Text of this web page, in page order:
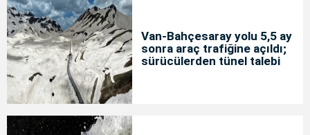
Van-Bahçesaray yolu 5,5 ay
sonra araç trafiğine açıldı;
sürücülerden tünel talebi